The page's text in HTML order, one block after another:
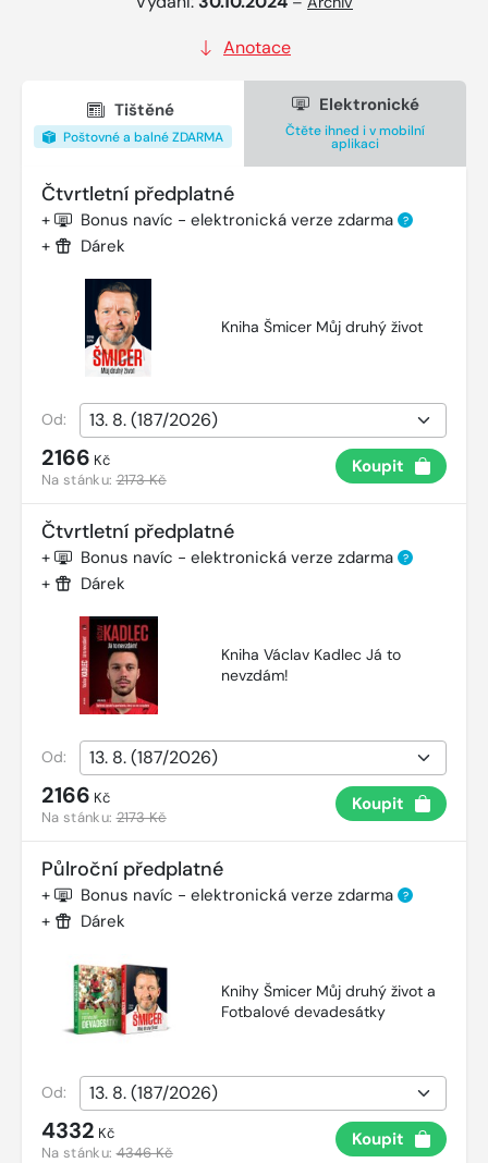
Anotace
Tištěné
Poštovné a balné ZDARMA
Elektronické
Čtěte ihned i v mobilní
aplikaci
Čtvrtletní předplatné
+ Bonus navíc - elektronická verze zdarma ?
+ Dárek
Kniha Šmicer Můj druhý život
Od:
2166 Kč
Na stánku:2173 Kč
Koupit
Čtvrtletní předplatné
+ Bonus navíc - elektronická verze zdarma ?
+ Dárek
Kniha Václav Kadlec Já to
nevzdám!
Od:
2166 Kč
Na stánku:2173 Kč
Koupit
Půlroční předplatné
+ Bonus navíc - elektronická verze zdarma ?
+ Dárek
Knihy Šmicer Můj druhý život a
Fotbalové devadesátky
Od:
4332 Kč
Na stánku:4346 Kč
Koupit